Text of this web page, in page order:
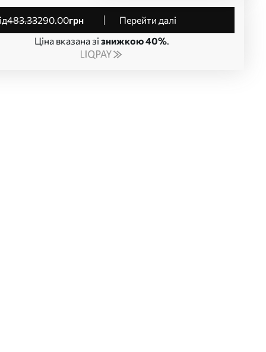
від483.33290.00грн
Перейти далі
Ціна вказана зі знижкою 40%.